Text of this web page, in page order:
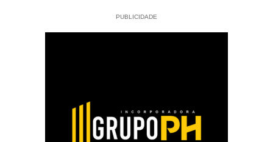
PUBLICIDADE